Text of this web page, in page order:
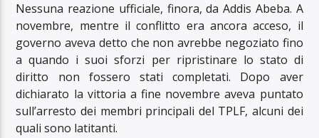
Nessuna reazione ufficiale, finora, da Addis Abeba. A
novembre, mentre il conflitto era ancora acceso, il
governo aveva detto che non avrebbe negoziato fino
a quando i suoi sforzi per ripristinare lo stato di
diritto non fossero stati completati. Dopo aver
dichiarato la vittoria a fine novembre aveva puntato
sull’arresto dei membri principali del TPLF, alcuni dei
quali sono latitanti.